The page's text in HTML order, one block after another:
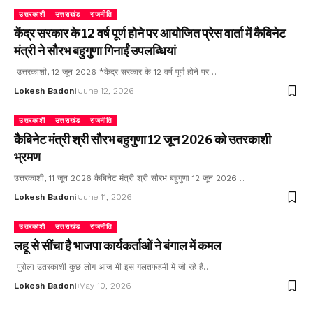
उत्तरकाशी उत्तराखंड राजनीति
केंद्र सरकार के 12 वर्ष पूर्ण होने पर आयोजित प्रेस वार्ता में कैबिनेट
मंत्री ने सौरभ बहुगुणा गिनाईं उपलब्धियां
उत्तरकाशी, 12 जून 2026 *केंद्र सरकार के 12 वर्ष पूर्ण होने पर…
Lokesh Badoni June 12, 2026
उत्तरकाशी उत्तराखंड राजनीति
कैबिनेट मंत्री श्री सौरभ बहुगुणा 12 जून 2026 को उतरकाशी
भ्रमण
उत्तरकाशी, 11 जून 2026 कैबिनेट मंत्री श्री सौरभ बहुगुणा 12 जून 2026…
Lokesh Badoni June 11, 2026
उत्तरकाशी उत्तराखंड राजनीति
लहू से सींचा है भाजपा कार्यकर्ताओं ने बंगाल में कमल
पुरोला उतरकाशी कुछ लोग आज भी इस गलतफहमी में जी रहे हैं…
Lokesh Badoni May 10, 2026